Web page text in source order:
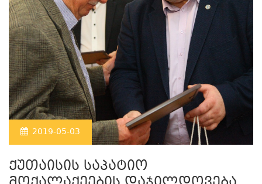
2019-05-03
ქუთაისის საპატიო